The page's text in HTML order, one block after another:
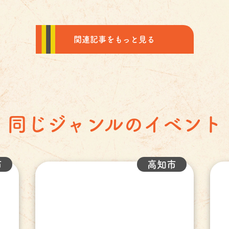
関連記事をもっと見る
同じジャンルのイベント
高知市